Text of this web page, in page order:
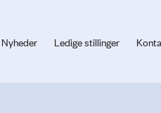
Nyheder Ledige stillinger